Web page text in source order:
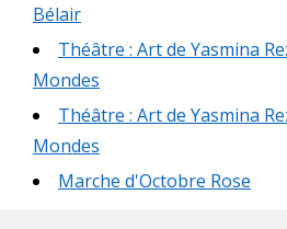
Bélair
Théâtre : Art de Yasmina
Mondes
Théâtre : Art de Yasmina
Mondes
Marche d'Octobre Rose